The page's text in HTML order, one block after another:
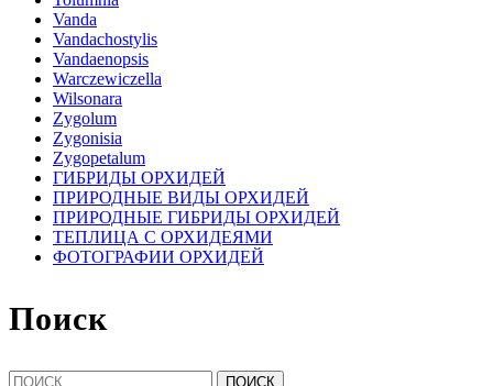
Vanda
Vandachostylis
Vandaenopsis
Warczewiczella
Wilsonara
Zygolum
Zygonisia
Zygopetalum
ГИБРИДЫ ОРХИДЕЙ
ПРИРОДНЫЕ ВИДЫ ОРХИДЕЙ
ПРИРОДНЫЕ ГИБРИДЫ ОРХИДЕЙ
ТЕПЛИЦА С ОРХИДЕЯМИ
ФОТОГРАФИИ ОРХИДЕЙ
Поиск
Найти: